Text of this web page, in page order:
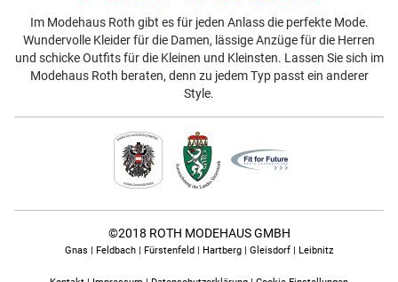
Im Modehaus Roth gibt es für jeden Anlass die perfekte Mode.
Wundervolle Kleider für die Damen, lässige Anzüge für die Herren
und schicke Outfits für die Kleinen und Kleinsten. Lassen Sie sich im
Modehaus Roth beraten, denn zu jedem Typ passt ein anderer
Style.
©2018 ROTH MODEHAUS GMBH
Gnas | Feldbach | Fürstenfeld | Hartberg | Gleisdorf | Leibnitz